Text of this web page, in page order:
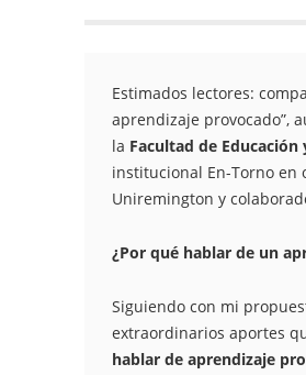
Estimados lectores:
aprendizaje provocado”,
la Facultad de
institucional En-Torno en
Uniremington y
¿Por qué hablar de un
Siguiendo con mi
extraordinarios aportes
hablar de aprendizaje